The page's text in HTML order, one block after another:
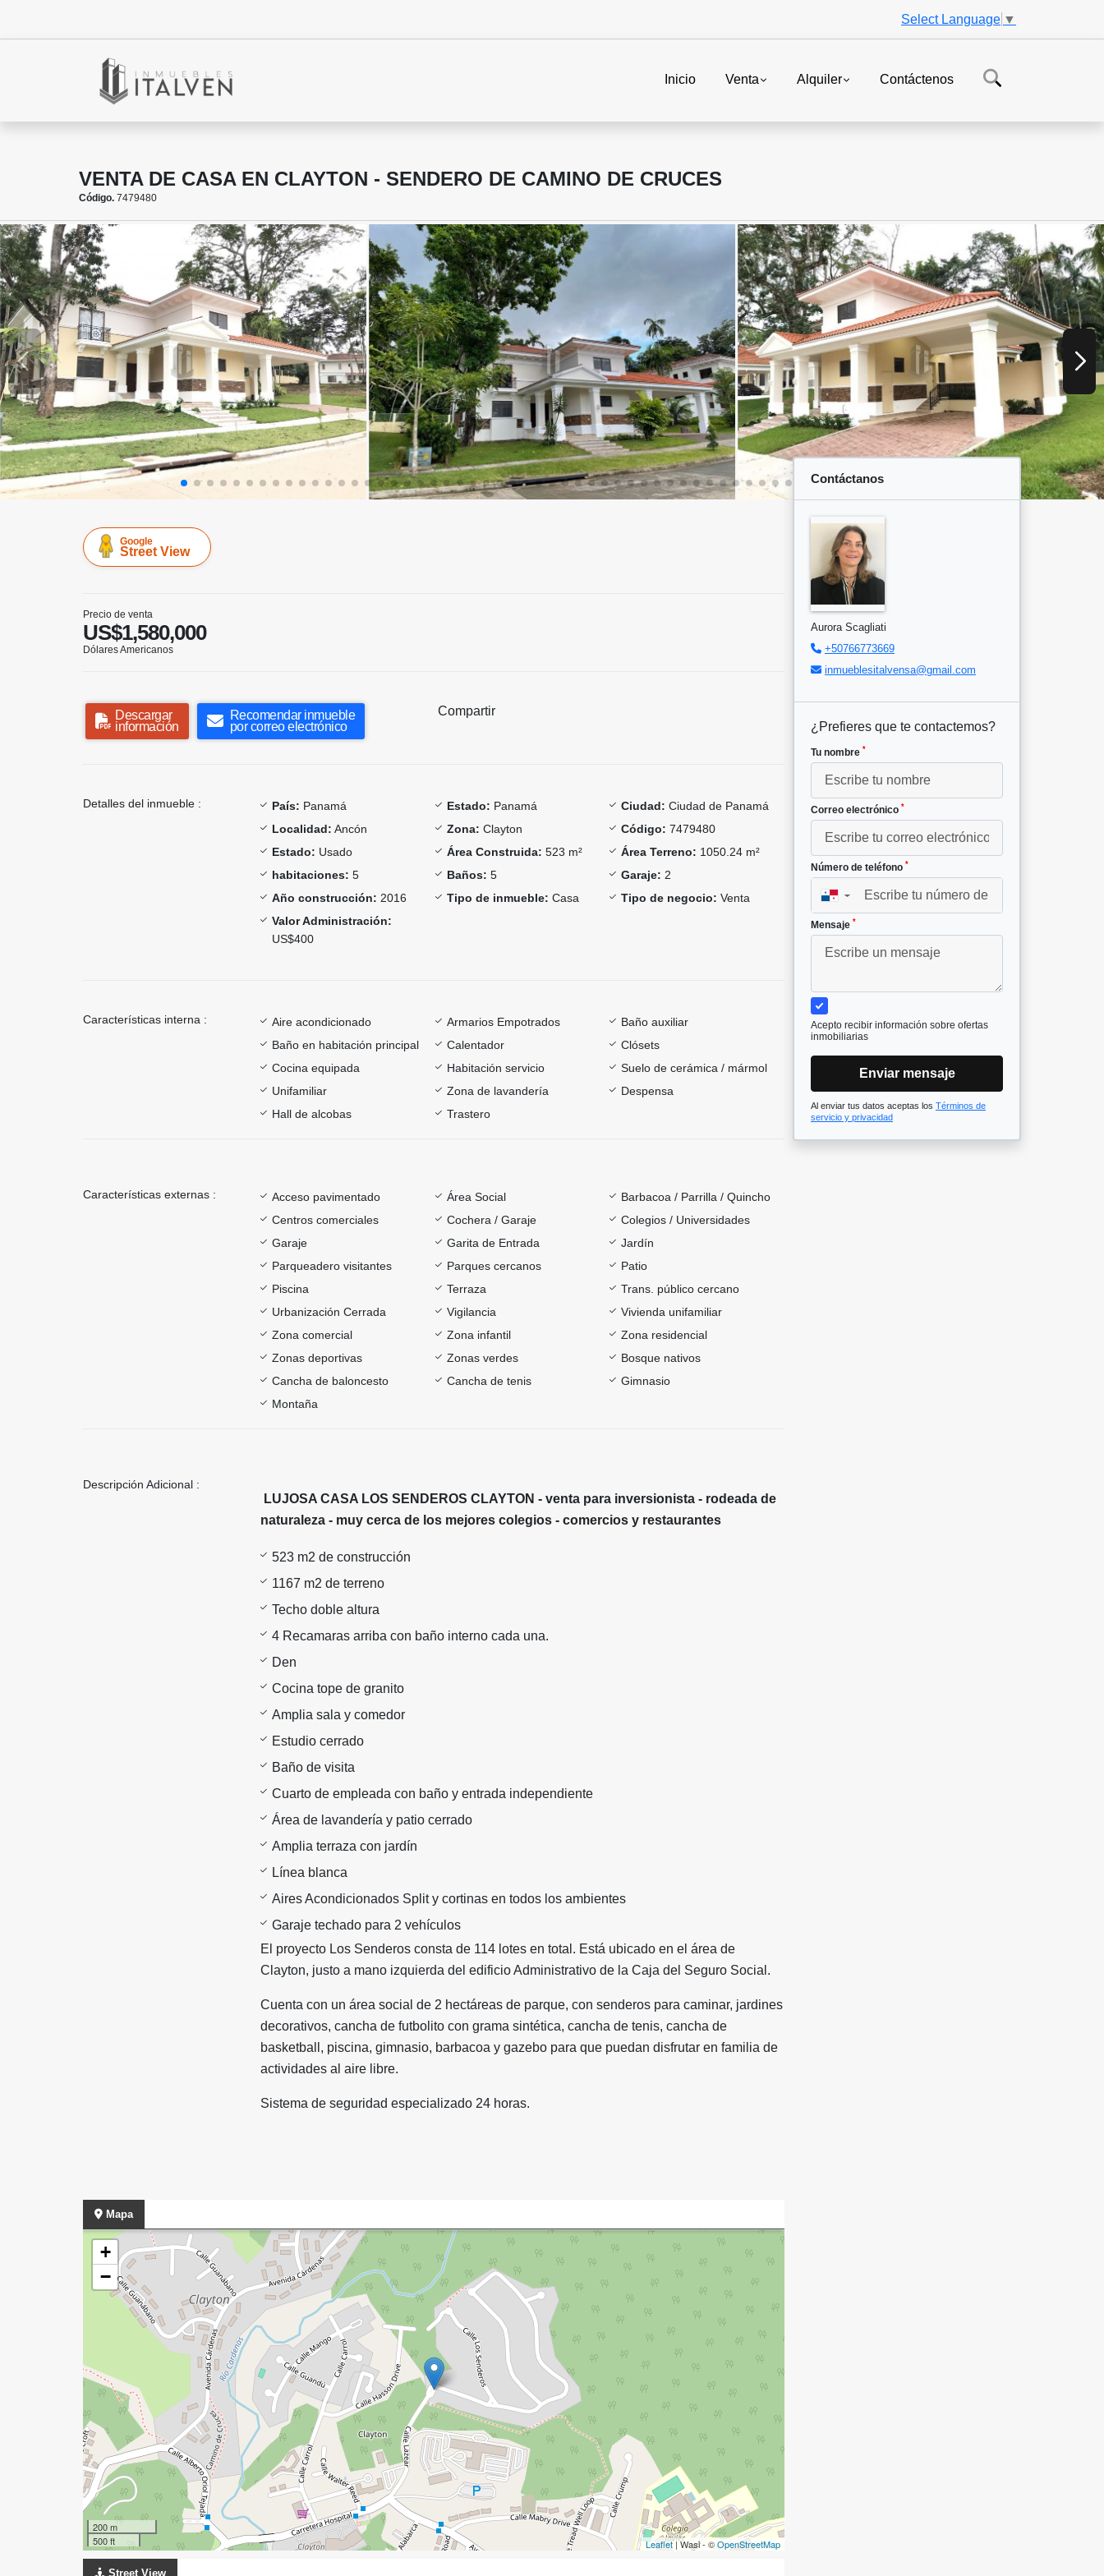
Select Language ▼
Inicio Venta Alquiler Contáctenos
VENTA DE CASA EN CLAYTON - SENDERO DE CAMINO DE CRUCES
Código. 7479480
Google
Street View
Precio de venta
US$1,580,000
Dólares Americanos
Descargar
información
Recomendar inmueble
por correo electrónico
Compartir
Detalles del inmueble : País: Panamá Estado: Panamá Ciudad: Ciudad de Panamá
Localidad: Ancón Zona: Clayton Código: 7479480
Estado: Usado Área Construida: 523 m² Área Terreno: 1050.24 m²
habitaciones: 5 Baños: 5 Garaje: 2
Año construcción: 2016 Tipo de inmueble: Casa Tipo de negocio: Venta
Valor Administración:
US$400
Características interna : Aire acondicionado Armarios Empotrados
Baño auxiliar
Baño en habitación principal
Calentador
Clósets
Cocina equipada
Habitación servicio
Suelo de cerámica / mármol
Unifamiliar
Zona de lavandería
Despensa
Hall de alcobas
Trastero
Características externas : Acceso pavimentado Área Social
Barbacoa / Parrilla / Quincho
Centros comerciales
Cochera / Garaje
Colegios / Universidades
Garaje
Garita de Entrada
Jardín
Parqueadero visitantes
Parques cercanos
Patio
Piscina
Terraza
Trans. público cercano
Urbanización Cerrada
Vigilancia
Vivienda unifamiliar
Zona comercial
Zona infantil
Zona residencial
Zonas deportivas
Zonas verdes
Bosque nativos
Cancha de baloncesto
Cancha de tenis
Gimnasio
Montaña
Descripción Adicional :
LUJOSA CASA LOS SENDEROS CLAYTON - venta para inversionista - rodeada de
naturaleza - muy cerca de los mejores colegios - comercios y restaurantes
523 m2 de construcción
1167 m2 de terreno
Techo doble altura
4 Recamaras arriba con baño interno cada una.
Den
Cocina tope de granito
Amplia sala y comedor
Estudio cerrado
Baño de visita
Cuarto de empleada con baño y entrada independiente
Área de lavandería y patio cerrado
Amplia terraza con jardín
Línea blanca
Aires Acondicionados Split y cortinas en todos los ambientes
Garaje techado para 2 vehículos
El proyecto Los Senderos consta de 114 lotes en total. Está ubicado en el área de
Clayton, justo a mano izquierda del edificio Administrativo de la Caja del Seguro Social.
Cuenta con un área social de 2 hectáreas de parque, con senderos para caminar, jardines
decorativos, cancha de futbolito con grama sintética, cancha de tenis, cancha de
basketball, piscina, gimnasio, barbacoa y gazebo para que puedan disfrutar en familia de
actividades al aire libre.
Sistema de seguridad especializado 24 horas.
Mapa
+
−
200 m
500 ft
Leaflet| Wasi - ©OpenStreetMap
Street View
Contáctanos
Aurora Scagliati
+50766773669
inmueblesitalvensa@gmail.com
¿Prefieres que te contactemos?
Tu nombre *
Correo electrónico *
Número de teléfono *
▼
Mensaje *
Acepto recibir información sobre ofertas
inmobiliarias
Enviar mensaje
Al enviar tus datos aceptas los Términos de
servicio y privacidad